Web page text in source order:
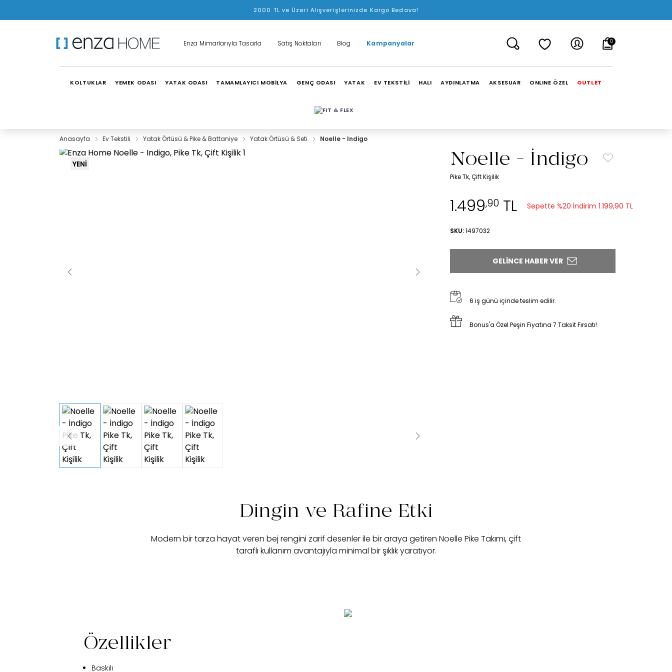
2000 TL ve Üzeri Alışverişlerinizde Kargo Bedava!
Enza Mimarlarıyla Tasarla Satış Noktaları Blog Kampanyalar 0
KOLTUKLAR YEMEK ODASI YATAK ODASI TAMAMLAYICI MOBİLYA GENÇ ODASI YATAK EV TEKSTİLİ HALI AYDINLATMA AKSESUAR ONLINE ÖZEL OUTLET
Anasayfa Ev Tekstili Yatak Örtüsü & Pike & Battaniye Yatak Örtüsü & Seti Noelle - Indigo
YENİ Noelle - İndigo
Pike Tk, Çift Kişilik
1.499,90TL Sepette %20 İndirim 1.199,90 TL
SKU: 1497032
GELINCE HABER VER
6 iş günü içinde teslim edilir.
Bonus'a Özel Peşin Fiyatına 7 Taksit Fırsatı!
Dingin ve Rafine Etki
Modern bir tarza hayat veren bej rengini zarif desenler ile bir araya getiren Noelle Pike Takımı, çift
taraflı kullanım avantajıyla minimal bir şıklık yaratıyor.
Özellikler
Baskılı